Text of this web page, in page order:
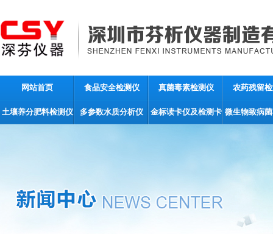
网站首页 食品安全检测仪 真菌毒素检测仪 农药残留
土壤养分肥料检测仪 多参数水质分析仪 金标读卡仪及检测卡 微生物致病